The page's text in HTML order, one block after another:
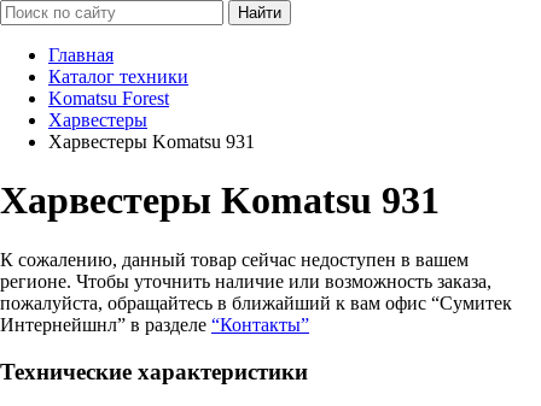
Найти
Главная
Каталог техники
Komatsu Forest
Харвестеры
Харвестеры Komatsu 931
Харвестеры Komatsu 931
К сожалению, данный товар сейчас недоступен в вашем
регионе. Чтобы уточнить наличие или возможность заказа,
пожалуйста, обращайтесь в ближайший к вам офис “Сумитек
Интернейшнл” в разделе “Контакты”
Технические характеристики